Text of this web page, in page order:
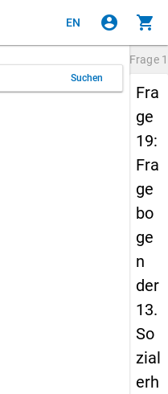
EN account_circle shopping_cart
Suchen
Frage
Fra
ge
19:
Fra
ge
bo
ge
n
der
13.
So
zial
erh